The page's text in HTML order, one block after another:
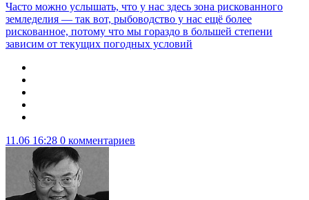
Часто можно услышать, что у нас здесь зона рискованного
земледелия — так вот, рыбоводство у нас ещё более
рискованное, потому что мы гораздо в большей степени
зависим от текущих погодных условий
11.06 16:28 0 комментариев